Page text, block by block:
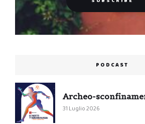
PODCAST
Archeo-
31 Luglio 2026